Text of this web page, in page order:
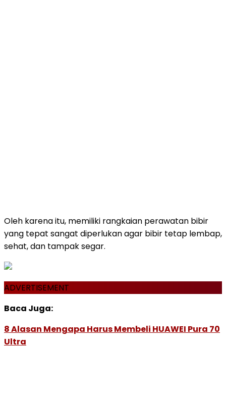
Oleh karena itu, memiliki rangkaian perawatan bibir
yang tepat sangat diperlukan agar bibir tetap lembap,
sehat, dan tampak segar.
ADVERTISEMENT
Baca Juga:
8 Alasan Mengapa Harus Membeli HUAWEI Pura 70
Ultra